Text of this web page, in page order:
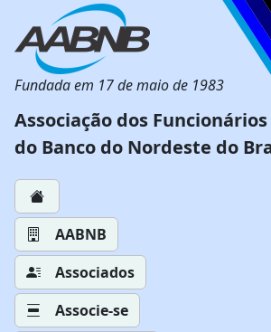
Fundada em 17 de maio de 1983
Associação dos
do Banco do Nordeste do
AABNB
Associados
Associe-se